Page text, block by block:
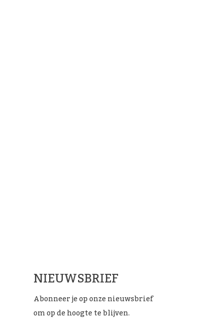
NIEUWSBRIEF
Abonneer je op onze nieuwsbrief
om op de hoogte te blijven.